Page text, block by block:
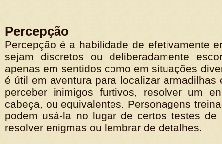
Percepção
Percepção é a habilidade de efetivamente
sejam discretos ou deliberadamente
apenas em sentidos como em situações
é útil em aventura para localizar armadilhas
perceber inimigos furtivos, resolver um
cabeça, ou equivalentes. Personagens
podem usá-la no lugar de certos testes de
resolver enigmas ou lembrar de detalhes.